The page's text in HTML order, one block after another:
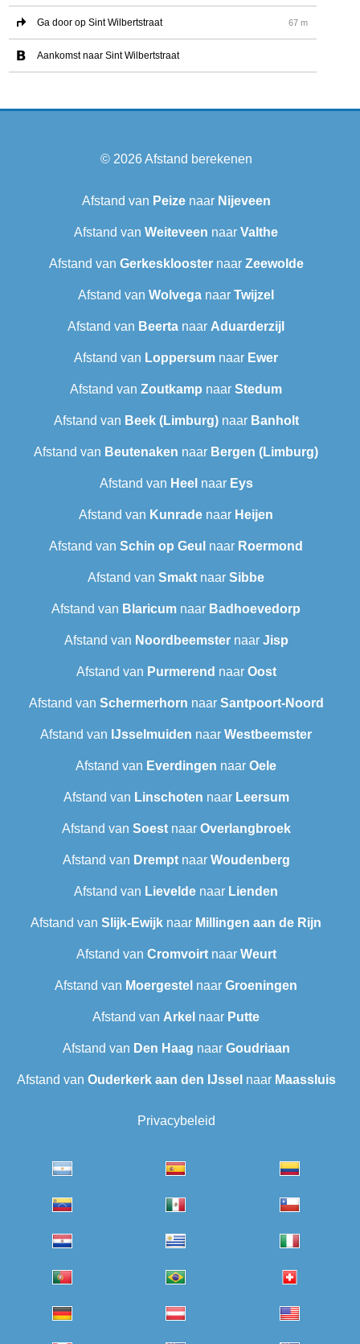
Ga door op Sint Wilbertstraat 67 m
Aankomst naar Sint Wilbertstraat
© 2026Afstand berekenen
Afstand van Peizenaar Nijeveen
Afstand van Weiteveen naar Valthe
Afstand van Gerkeskloosternaar Zeewolde
Afstand van Wolvega naar Twijzel
Afstand van Beerta naar Aduarderzijl
Afstand van Loppersum naar Ewer
Afstand van Zoutkamp naar Stedum
Afstand van Beek (Limburg)naar Banholt
Afstand van Beutenaken naar Bergen (Limburg)
Afstand van Heel naar Eys
Afstand van Kunrade naar Heijen
Afstand van Schin op Geul naar Roermond
Afstand van Smakt naar Sibbe
Afstand van Blaricum naar Badhoevedorp
Afstand van Noordbeemsternaar Jisp
Afstand van Purmerend naar Oost
Afstand van Schermerhorn naar Santpoort-Noord
Afstand van IJsselmuiden naar Westbeemster
Afstand van Everdingen naar Oele
Afstand van Linschoten naar Leersum
Afstand van Soestnaar Overlangbroek
Afstand van Dremptnaar Woudenberg
Afstand van Lievelde naar Lienden
Afstand van Slijk-Ewijk naar Millingen aan de Rijn
Afstand van Cromvoirtnaar Weurt
Afstand van Moergestel naar Groeningen
Afstand van Arkel naar Putte
Afstand van Den Haag naar Goudriaan
Afstand van Ouderkerk aan den IJssel naar Maassluis
Privacybeleid